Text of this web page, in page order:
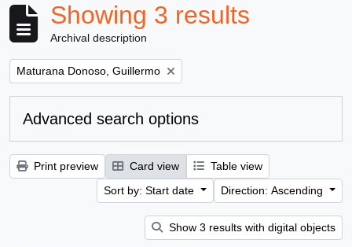
Showing 3 results
Archival description
Remove filter:
Maturana Donoso, Guillermo
Advanced search options
Print preview Card view
Table view
Sort by: Start date
Direction: Ascending
Show 3 results with digital objects